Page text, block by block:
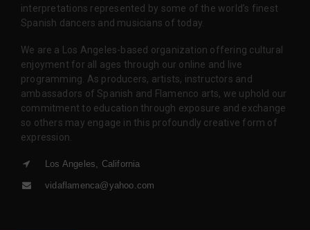
interpretations represented by some of the world’s finest
Spanish dancers and musicians of today.
We are a Los Angeles-based organization offering cultural
enjoyment for all ages through our online and live
programming. As producers, artists, instructors and
ambassadors of Spanish and Flamenco arts, we uphold our
commitment to education through exposure and exchange
so others may engage in this profoundly creative form of
expression.
Los Angeles, California
vidaflamenca@yahoo.com